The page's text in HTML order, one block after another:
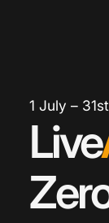
1 July –
Live